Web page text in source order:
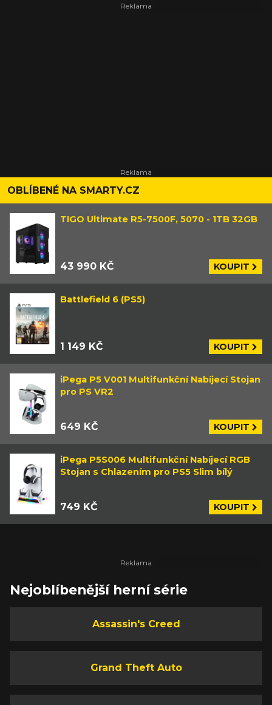
OBLÍBENÉ NA SMARTY.CZ
TIGO Ultimate R5-7500F, 5070 - 1TB 32GB
43 990 KČ KOUPIT
Battlefield 6 (PS5)
1 149 KČ KOUPIT
iPega P5 V001 Multifunkční Nabíjecí Stojan
pro PS VR2
649 KČ KOUPIT
iPega P5S006 Multifunkční Nabíjecí RGB
Stojan s Chlazením pro PS5 Slim bílý
749 KČ KOUPIT
Nejoblíbenější herní série
Assassin's Creed
Grand Theft Auto